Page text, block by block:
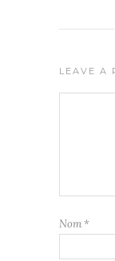
LEAVE A
Nom *